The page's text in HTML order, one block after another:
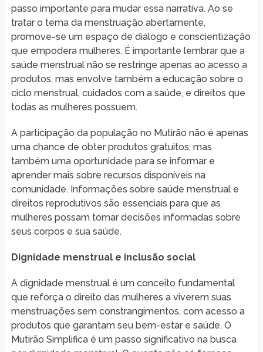
passo importante para mudar essa narrativa. Ao se
tratar o tema da menstruação abertamente,
promove-se um espaço de diálogo e conscientização
que empodera mulheres. É importante lembrar que a
saúde menstrual não se restringe apenas ao acesso a
produtos, mas envolve também a educação sobre o
ciclo menstrual, cuidados com a saúde, e direitos que
todas as mulheres possuem.
A participação da população no Mutirão não é apenas
uma chance de obter produtos gratuitos, mas
também uma oportunidade para se informar e
aprender mais sobre recursos disponíveis na
comunidade. Informações sobre saúde menstrual e
direitos reprodutivos são essenciais para que as
mulheres possam tomar decisões informadas sobre
seus corpos e sua saúde.
Dignidade menstrual e inclusão social
A dignidade menstrual é um conceito fundamental
que reforça o direito das mulheres a viverem suas
menstruações sem constrangimentos, com acesso a
produtos que garantam seu bem-estar e saúde. O
Mutirão Simplifica é um passo significativo na busca